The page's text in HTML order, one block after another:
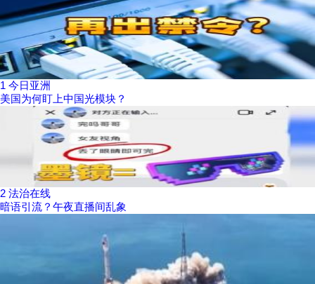
1 今日亚洲
美国为何盯上中国光模块？
2 法治在线
暗语引流？午夜直播间乱象